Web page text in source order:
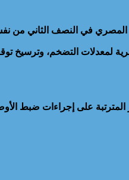
لمعدلات التضخم، وترسيخ
على إجراءات ضبط